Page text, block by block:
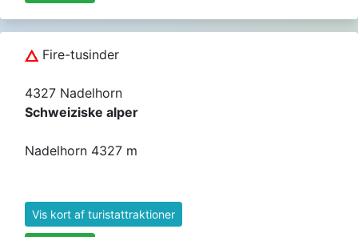
Fire-tusinder
4327 Nadelhorn
Schweiziske alper
Nadelhorn 4327 m
Vis kort af turistattraktioner